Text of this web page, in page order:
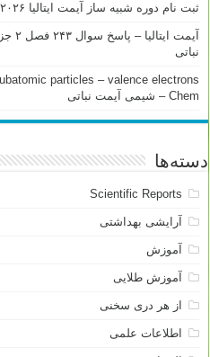
ثبت نام دوره شبیه ساز آیمت ایتالیا ۲۰۲۶ درس شیمی IMAT استاد نباتی
نباتی
Chem – شیمی آیمت نباتی
دسته‌ها
Scientific Reports
آرایشی بهداشتی
آموزش
آموزش طلایی
از هر دری سخنی
اطلاعات علمی